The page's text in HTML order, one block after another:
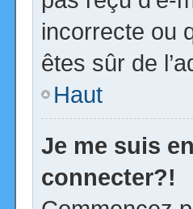
incorrecte ou
êtes sûr de
Haut
Je me suis
connecter?!